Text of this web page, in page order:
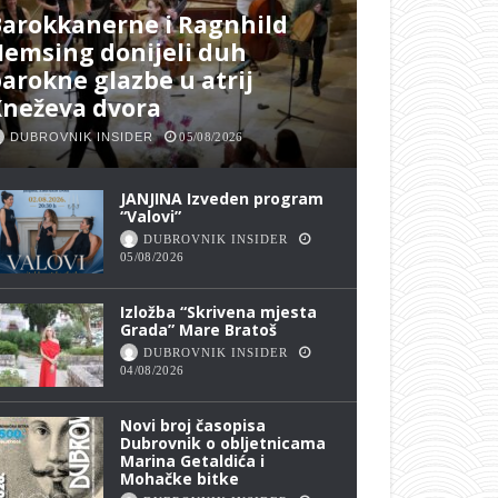
i Ragnhild
donijeli duh
glazbe u atrij
dvora
DUBROVNIK INSIDER 05/08/2026
JANJINA Izveden program
“Valovi”
DUBROVNIK INSIDER
05/08/2026
Izložba “Skrivena mjesta
Grada” Mare Bratoš
DUBROVNIK INSIDER
04/08/2026
Novi broj časopisa
Dubrovnik o obljetnicama
Marina Getaldića i
Mohačke bitke